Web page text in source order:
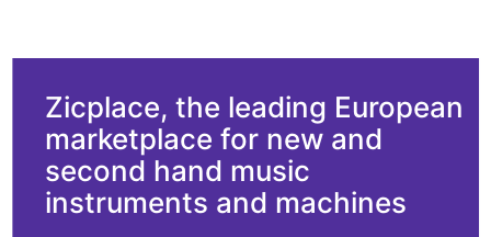
Zicplace, the leading European
marketplace for new and
second hand music
instruments and machines